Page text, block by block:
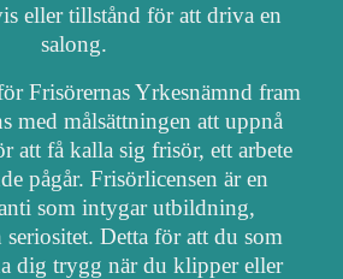
eller tillstånd för att driva en
salong.
Frisörernas Yrkesnämnd fram
med målsättningen att uppnå
att få kalla sig frisör, ett arbete
pågår. Frisörlicensen är en
som intygar utbildning,
Detta för att du som
dig trygg när du klipper eller